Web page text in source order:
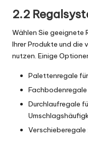
2.2
Wählen Sie geeignete
Ihrer Produkte und
nutzen. Einige
Palettenregale
Fachbodenregale
Durchlaufregale